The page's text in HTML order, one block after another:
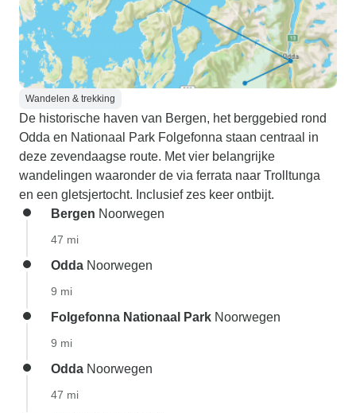
Wandelen & trekking
De historische haven van Bergen, het berggebied rond
Odda en Nationaal Park Folgefonna staan centraal in
deze zevendaagse route. Met vier belangrijke
wandelingen waaronder de via ferrata naar Trolltunga
en een gletsjertocht. Inclusief zes keer ontbijt.
Bergen Noorwegen
47 mi
Odda Noorwegen
9 mi
Folgefonna Nationaal Park Noorwegen
9 mi
Odda Noorwegen
47 mi